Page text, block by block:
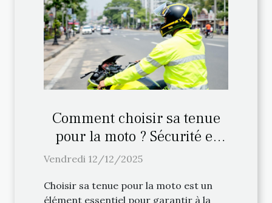
Comment choisir sa tenue
pour la moto ? Sécurité et
confort
Vendredi 12/12/2025
Choisir sa tenue pour la moto est un
élément essentiel pour garantir à la